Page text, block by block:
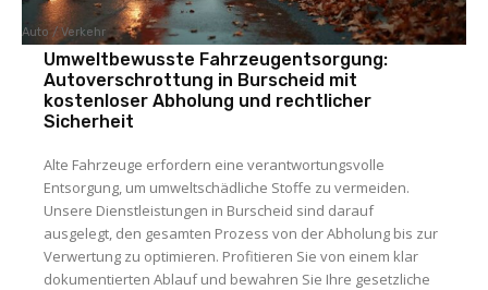
Auto / Verkehr
Umweltbewusste Fahrzeugentsorgung:
Autoverschrottung in Burscheid mit
kostenloser Abholung und rechtlicher
Sicherheit
Alte Fahrzeuge erfordern eine verantwortungsvolle
Entsorgung, um umweltschädliche Stoffe zu vermeiden.
Unsere Dienstleistungen in Burscheid sind darauf
ausgelegt, den gesamten Prozess von der Abholung bis zur
Verwertung zu optimieren. Profitieren Sie von einem klar
dokumentierten Ablauf und bewahren Sie Ihre gesetzliche